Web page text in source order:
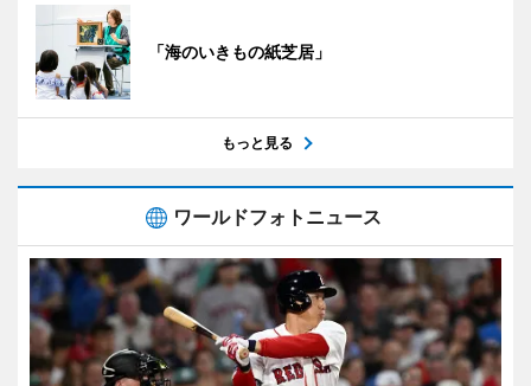
「海のいきもの紙芝居」
もっと見る
ワールドフォトニュース